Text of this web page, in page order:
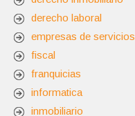
derecho laboral
empresas de servicios
fiscal
franquicias
informatica
inmobiliario